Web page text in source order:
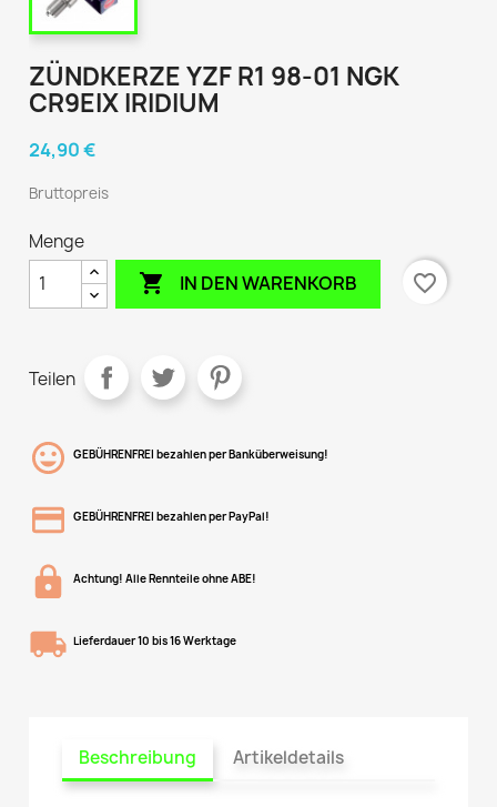
ZÜNDKERZE YZF R1 98-01 NGK
CR9EIX IRIDIUM
24,90 €
Bruttopreis
Menge
 IN DEN WARENKORB favorite_border
Teilen
GEBÜHRENFREI bezahlen per Banküberweisung!
GEBÜHRENFREI bezahlen per PayPal!
Achtung! Alle Rennteile ohne ABE!
Lieferdauer 10 bis 16 Werktage
Beschreibung Artikeldetails